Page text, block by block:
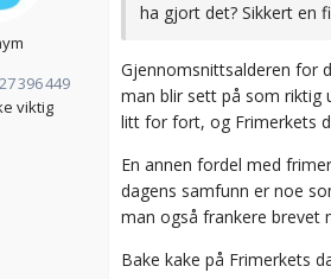
27 396 449
viktig
ha gjort det? Sikkert en
Gjennomsnittsalderen for
man blir sett på som riktig
litt for fort, og Frimerkets
En annen fordel med
dagens samfunn er noe
man også frankere brevet
Bake kake på Frimerkets